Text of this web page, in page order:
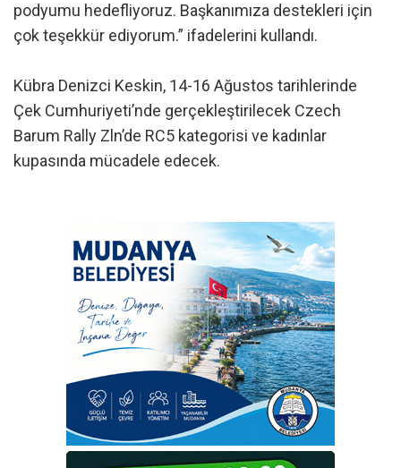
podyumu hedefliyoruz. Başkanımıza destekleri için
çok teşekkür ediyorum.” ifadelerini kullandı.
Kübra Denizci Keskin, 14-16 Ağustos tarihlerinde
Çek Cumhuriyeti’nde gerçekleştirilecek Czech
Barum Rally Zln’de RC5 kategorisi ve kadınlar
kupasında mücadele edecek.